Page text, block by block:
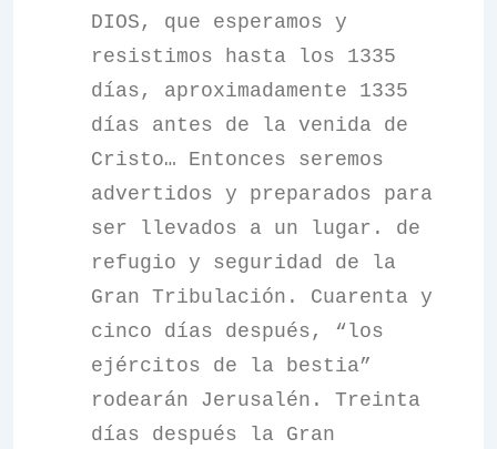
DIOS, que esperamos y
resistimos hasta los 1335
días, aproximadamente 1335
días antes de la venida de
Cristo… Entonces seremos
advertidos y preparados para
ser llevados a un lugar. de
refugio y seguridad de la
Gran Tribulación. Cuarenta y
cinco días después, “los
ejércitos de la bestia”
rodearán Jerusalén. Treinta
días después la Gran